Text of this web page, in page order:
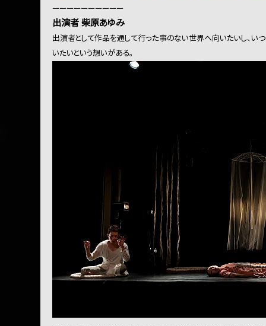
ーーーーーーーーーー
出演者 柴原あゆみ
出演者として作品を通して行った事のない世界へ向いたいし、い
いたいという想いがある。